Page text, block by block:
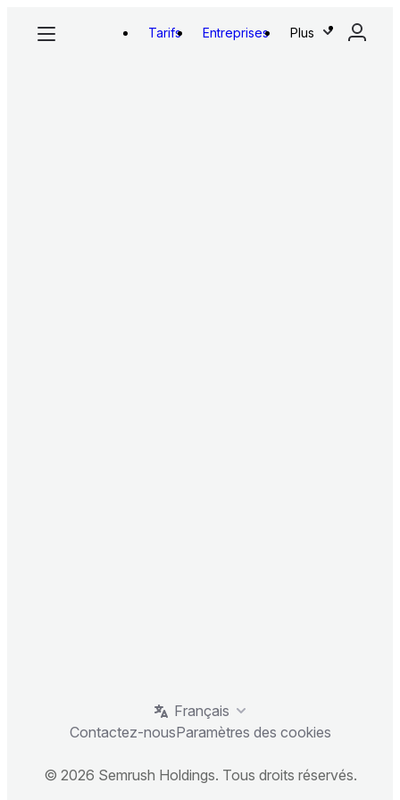
Tarifs Entreprises Plus
Français
Contactez-nousParamètres des cookies
© 2026 Semrush Holdings. Tous droits réservés.